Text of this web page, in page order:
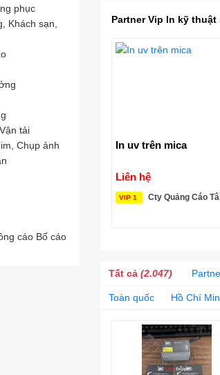
phục
Khách sạn,
tải
Chụp ảnh
cáo Bố cáo
Partner Vip In kỹ
In uv trên mica
Liên hệ
VIP 1 Cty Quảng Cáo Tân Mỹ
Tất cả (2.047)
Toàn quốc Hồ Chí